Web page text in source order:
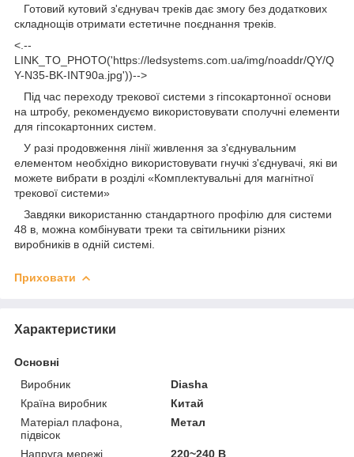
Готовий кутовий з'єднувач треків дає змогу без додаткових
складнощів отримати естетичне поєднання треків.
<.--
LINK_TO_PHOTO('https://ledsystems.com.ua/img/noaddr/QY/Q
Y-N35-BK-INT90a.jpg'))-->
Під час переходу трекової системи з гіпсокартонної основи
на штробу, рекомендуємо використовувати сполучні елементи
для гіпсокартонних систем.
У разі продовження лінії живлення за з'єднувальним
елементом необхідно використовувати гнучкі з'єднувачі, які ви
можете вибрати в розділі «Комплектувальні для магнітної
трекової системи»
Завдяки використанню стандартного профілю для системи
48 в, можна комбінувати треки та світильники різних
виробників в одній системі.
Приховати
Характеристики
Основні
Виробник
Diasha
Країна виробник
Китай
Матеріал плафона,
підвісок
Метал
Напруга мережі 220~240 В